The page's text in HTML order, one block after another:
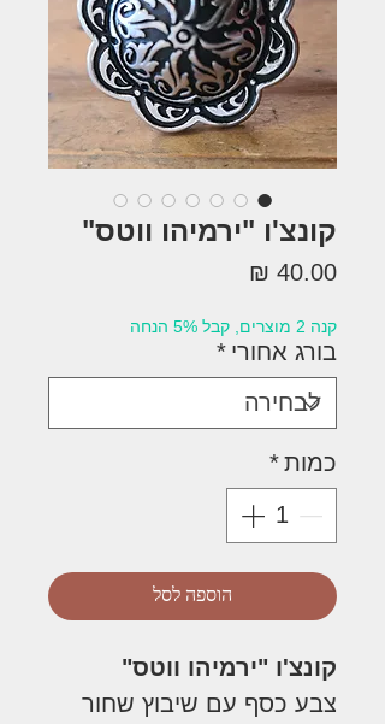
קונצ'ו "ירמיהו ווטס"
קנה 2 מוצרים, קבל 5% הנחה
בורג אחורי *
כמות*
הוספה לסל
קונצ'ו "ירמיהו ווטס"
צבע כסף עם שיבוץ שחור